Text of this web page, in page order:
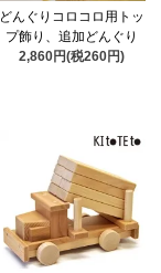
どんぐりコロコロ用トッ
プ飾り、追加どんぐり
2,860円(税260円)